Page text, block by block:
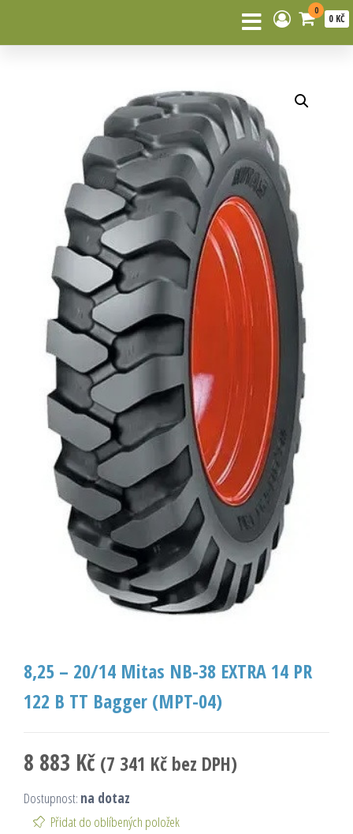
0
0 KČ
8,25 – 20/14 Mitas NB-38 EXTRA 14 PR
122 B TT Bagger (MPT-04)
8 883 Kč (7 341 Kč bez DPH)
Dostupnost: na dotaz
Přidat do oblíbených položek